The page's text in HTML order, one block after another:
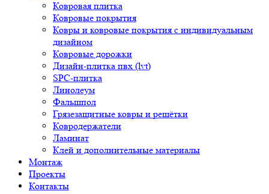
Ковровая плитка
Ковровые покрытия
Ковры и ковровые покрытия с индивидуальным
дизайном
Ковровые дорожки
Дизайн-плитка пвх (lvt)
SPC-плитка
Линолеум
Фальшпол
Грязезащитные ковры и решётки
Ковродержатели
Ламинат
Клей и дополнительные материалы
Монтаж
Проекты
Контакты